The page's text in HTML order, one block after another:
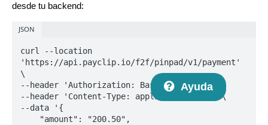
Ayuda
Crear un nuevo link de pago
Consulta el estado de un link de pago
Introducción a Checkout Clip v1
API DE CHECKOUT TRANSPARENTE
Introducción al Checkout Transparente
Generar un card token
desde tu backend:
JSON
curl --location
'https://api.payclip.io/f2f/pinpad/v1/payment'
\
--header 'Authorization: Basic {TOKEN}' \
--header 'Content-Type: application/json' \
--data '{